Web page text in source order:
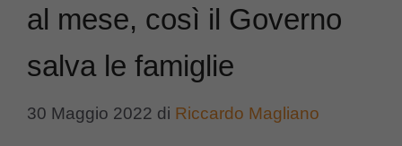
al mese, così il Governo
salva le famiglie
30 Maggio 2022 di Riccardo Magliano